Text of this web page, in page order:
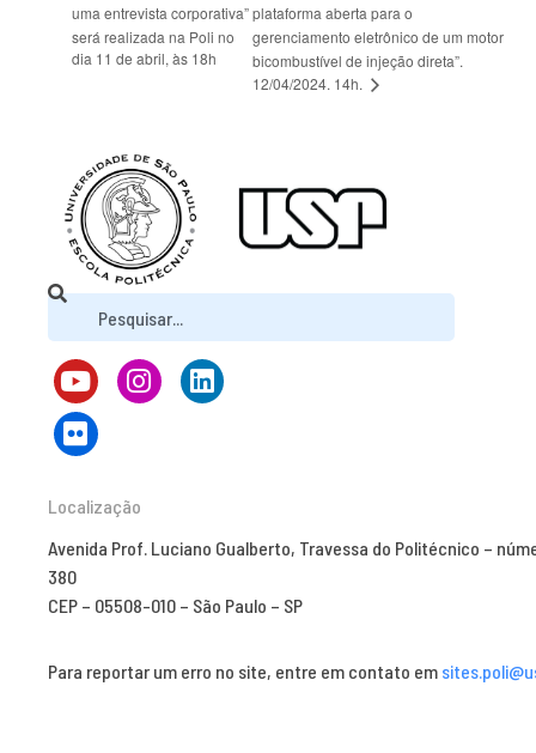
uma entrevista corporativa”
será realizada na Poli no
dia 11 de abril, às 18h
plataforma aberta para o
gerenciamento eletrônico de um motor
bicombustível de injeção direta”.
12/04/2024. 14h.
Localização
Avenida Prof. Luciano Gualberto, Travessa do Politécnico –
380
CEP – 05508-010 – São Paulo – SP
Para reportar um erro no site, entre em contato em